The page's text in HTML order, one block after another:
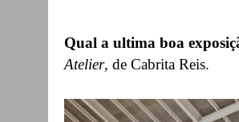
Qual a ultima boa
Atelier, de Cabrita Reis.